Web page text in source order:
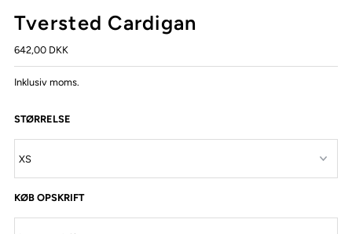
Tversted Cardigan
642,00 DKK
Inklusiv moms.
STØRRELSE
KØB OPSKRIFT